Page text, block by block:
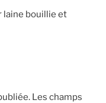
laine bouillie et
Les champs